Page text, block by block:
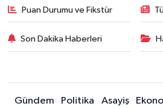
Puan Durumu ve Fikstür
Son Dakika Haberleri
Gündem Politika Asayiş